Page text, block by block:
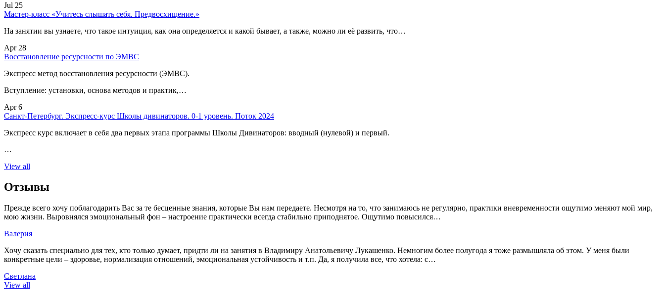
Jul 25
Мастер-класс «Учитесь слышать себя. Предвосхищение.»
На занятии вы узнаете, что такое интуиция, как она определяется и какой бывает, а также, можно ли её развить, что…
Apr 28
Восстановление ресурсности по ЭМВС
Экспресс метод восстановления ресурсности (ЭМВС).
Вступление: установки, основа методов и практик,…
Apr 6
Санкт-Петербург. Экспресс-курс Школы дивинаторов. 0-1 уровень. Поток 2024
Экспресс курс включает в себя два первых этапа программы Школы Дивинаторов: вводный (нулевой) и первый.
…
View all
Отзывы
Прежде всего хочу поблагодарить Вас за те бесценные знания, которые Вы нам передаете. Несмотря на то, что занимаюсь не регулярно, практики вневременности ощутимо меняют мой мир,
мою жизни. Выровнялся эмоциональный фон – настроение практически всегда стабильно приподнятое. Ощутимо повысился…
Валерия
Хочу сказать специально для тех, кто только думает, придти ли на занятия в Владимиру Анатольевичу Лукашенко. Немногим более полугода я тоже размышляла об этом. У меня были
конкретные цели – здоровье, нормализация отношений, эмоциональная устойчивость и т.п. Да, я получила все, что хотела: с…
Светлана
View all